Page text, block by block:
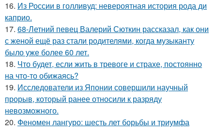
16. Из России в голливуд: невероятная история рода ди
каприо.
17. 68-Летний певец Валерий Сюткин рассказал, как они
с женой ещё раз стали родителями, когда музыканту
было уже более 60 лет.
18. Что будет, если жить в тревоге и страхе, постоянно
на что-то обижаясь?
19. Исследователи из Японии совершили научный
прорыв, который ранее относили к разряду
невозможного.
20. Феномен лангуро: шесть лет борьбы и триумфа